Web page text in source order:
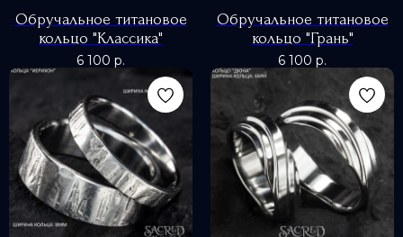
Обручальное титановое
кольцо "Классика"
6 100 р.
Обручальное титановое
кольцо "Грань"
6 100 р.